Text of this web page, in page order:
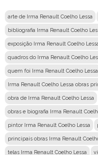
arte de Irma Renault Coelho Lessa
bibliografia Irma Renault Coelho
exposição Irma Renault Coelho
quadros do Irma Renault Coelho
quem foi Irma Renault Coelho Lessa
Irma Renault Coelho Lessa obras
obra de Irma Renault Coelho Lessa
obras e biografia Irma Renault
pintor Irma Renault Coelho Lessa
principais obras Irma Renault
telas Irma Renault Coelho Lessa